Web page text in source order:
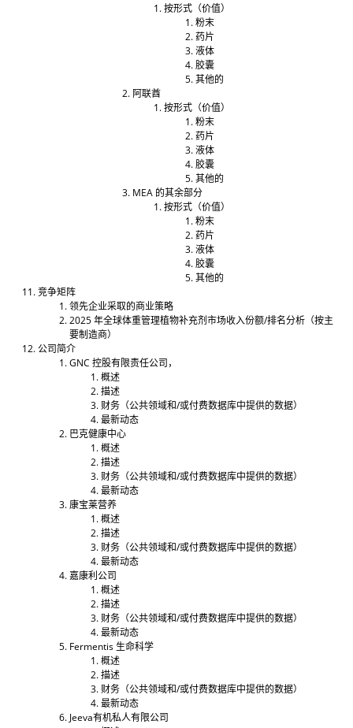
按形式（价值）
粉末
药片
液体
胶囊
其他的
阿联酋
按形式（价值）
粉末
药片
液体
胶囊
其他的
MEA 的其余部分
按形式（价值）
粉末
药片
液体
胶囊
其他的
竞争矩阵
领先企业采取的商业策略
2025 年全球体重管理植物补充剂市场收入份额/排名分析（按主
要制造商）
公司简介
GNC 控股有限责任公司，
概述
描述
财务（公共领域和/或付费数据库中提供的数据）
最新动态
巴克健康中心
概述
描述
财务（公共领域和/或付费数据库中提供的数据）
最新动态
康宝莱营养
概述
描述
财务（公共领域和/或付费数据库中提供的数据）
最新动态
嘉康利公司
概述
描述
财务（公共领域和/或付费数据库中提供的数据）
最新动态
Fermentis 生命科学
概述
描述
财务（公共领域和/或付费数据库中提供的数据）
最新动态
Jeeva有机私人有限公司